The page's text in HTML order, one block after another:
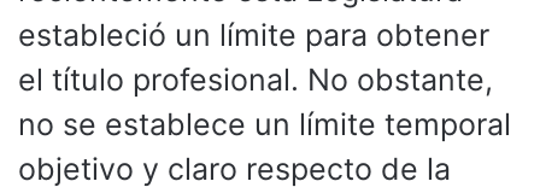
estableció un límite para obtener
el título profesional. No obstante,
no se establece un límite temporal
objetivo y claro respecto de la